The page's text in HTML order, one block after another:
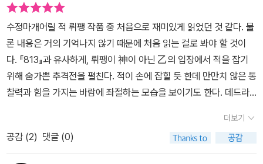
삽화가 등의 상세 정보와 작품 해설을 제공한다. #모리스르블랑, #성
귀수, #아르센뤼팽, #괴도, #추리활극, #프랑스고전추리소설, #장르
소설 수록작 소개 『수정마개』(Le Bouchon de Cristal)｜장편｜1
912년 20세기 초 전 프랑스를 혼돈으로 몰아간 파나마 운하 스캔들
을 소재로 한 소설. 국회의원들의 약점을 쥐고 협박해 막대한 부를 거
머쥔 악당 도브레크에 맞서는 뤼팽의 대활약이 그려진다. 뤼팽은 부
뜻밖에 집사 레오나르와 맞닥뜨린다. 찬방에 가둬두었던 레오나르가
끈을 풀고 나와 경찰에 신고하고 보슈레를 쏘는 바람에 세 사람은 위
기를 맞는다. 뤼팽은 마지막 순간에 질베르가 쥐여준 수정마개만 지
수정마개어릴 적 뤼팽 작품 중 처음으로 재미있게 읽었던 것 같다. 물
론 내용은 거의 기억나지 않기 때문에 처음 읽는 걸로 봐야 할 것이
다. 『813』과 유사하게, 뤼팽이 神이 아닌 乙의 입장에서 적을 잡기
위해 숨가쁜 추격전을 펼친다. 적이 손에 잡힐 듯 한데 만만치 않은 통
찰력과 힘을 가지는 바람에 좌절하는 모습을 보이기도 한다. 데드라
걸쳐 사건이 전개되던 전작들과 달리, 이것은 (부하의) 체포부터 처형
까지 시간이 정해져 있었던 것이다. 게다가 적과 독자를 속이는, 심리
소설로서의 트릭은. 단언컨대 이 작품이 지금까지 읽은 3권의 '결정
더보기
공감 (2) 댓글 (0)